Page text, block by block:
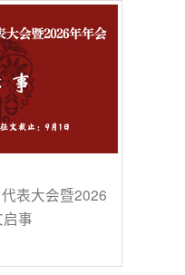
表大会暨2026
事